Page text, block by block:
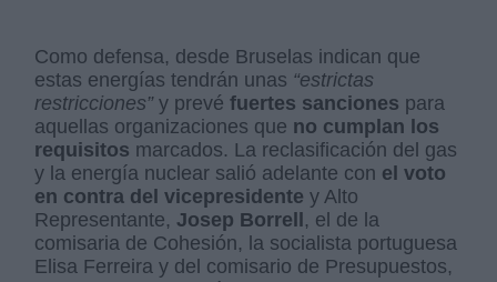
Como defensa, desde Bruselas indican que
estas energías tendrán unas “estrictas
restricciones”y prevéfuertes sanciones para
aquellas organizaciones que no cumplan los
requisitos marcados. La reclasificación del gas
y la energía nuclear salió adelante con el voto
en contra del vicepresidente y Alto
Representante, Josep Borrell, el de la
comisaria de Cohesión, la socialista portuguesa
Elisa Ferreira y del comisario de Presupuestos,